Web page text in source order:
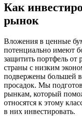
Как
рынок
Вложения в ценные
потенциально имеют
защитить портфель от
страны с низким
подвержены большей
просадок. Мы
рынкам, который
относятся к этому
в них инвестировать.